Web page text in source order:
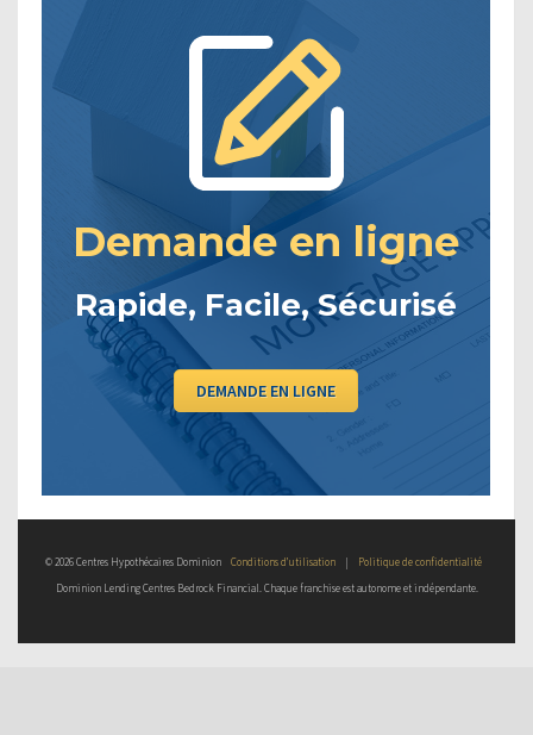
Demande en ligne
Rapide, Facile, Sécurisé
DEMANDE EN LIGNE
© 2026 Centres Hypothécaires Dominion Conditions d’utilisation |
Politique de confidentialité
Dominion Lending Centres Bedrock Financial. Chaque franchise est autonome et indépendante.